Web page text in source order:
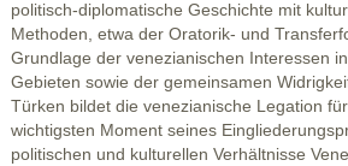
politisch-diplomatische Geschichte mit
Methoden, etwa der Oratorik- und
Grundlage der venezianischen Interessen
Gebieten sowie der gemeinsamen
Türken bildet die venezianische Legation
wichtigsten Moment seines
politischen und kulturellen Verhältnisse